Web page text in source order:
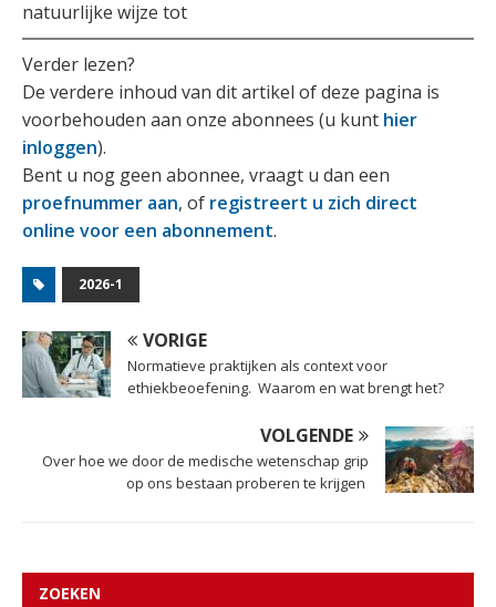
natuurlijke wijze tot
Verder lezen?
De verdere inhoud van dit artikel of deze pagina is
voorbehouden aan onze abonnees (u kunt hier
inloggen).
Bent u nog geen abonnee, vraagt u dan een
proefnummer aan, of registreert u zich direct
online voor een abonnement.
2026-1
VORIGE
Normatieve praktijken als context voor
ethiekbeoefening. Waarom en wat brengt het?
VOLGENDE
Over hoe we door de medische wetenschap grip
op ons bestaan proberen te krijgen
ZOEKEN